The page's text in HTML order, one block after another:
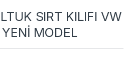
SIRT KILIFI VW
MODEL